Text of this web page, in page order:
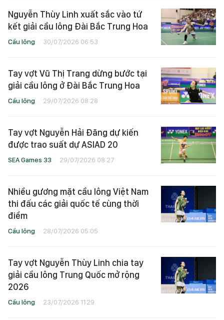
Nguyễn Thùy Linh xuất sắc vào tứ
kết giải cầu lông Đài Bắc Trung Hoa
Cầu lông 30/07/2026 06:53
Tay vợt Vũ Thị Trang dừng bước tại
giải cầu lông ở Đài Bắc Trung Hoa
Cầu lông 29/07/2026 08:28
Tay vợt Nguyễn Hải Đăng dự kiến
được trao suất dự ASIAD 20
SEA Games 33 29/07/2026 08:27
Nhiều gương mặt cầu lông Việt Nam
thi đấu các giải quốc tế cùng thời
điểm
Cầu lông 28/07/2026 05:05
Tay vợt Nguyễn Thùy Linh chia tay
giải cầu lông Trung Quốc mở rộng
2026
Cầu lông 23/07/2026 11:29